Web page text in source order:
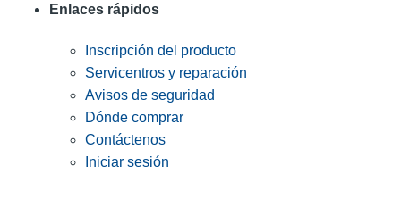
Enlaces rápidos
Inscripción del producto
Servicentros y reparación
Avisos de seguridad
Dónde comprar
Contáctenos
Iniciar sesión